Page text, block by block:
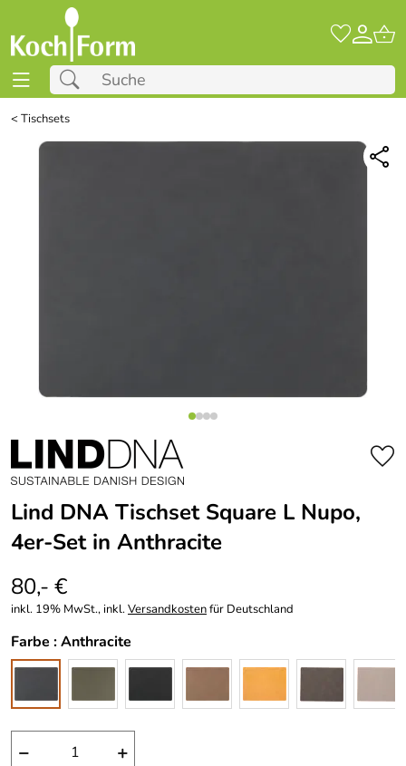
<Tischsets
Lind DNA Tischset Square L Nupo,
4er-Set in Anthracite
80,- €
inkl. 19% MwSt., inkl.Versandkostenfür Deutschland
Farbe :Anthracite
− +